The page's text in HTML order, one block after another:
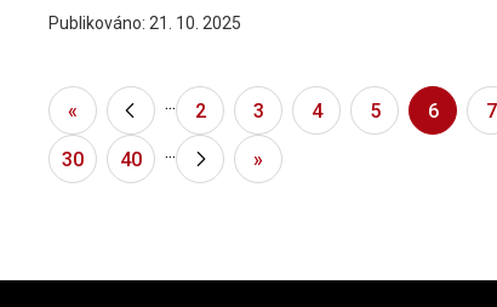
Publikováno: 21. 10. 2025
« « ... 2 3 4 5 6 7
30 40 ... » »